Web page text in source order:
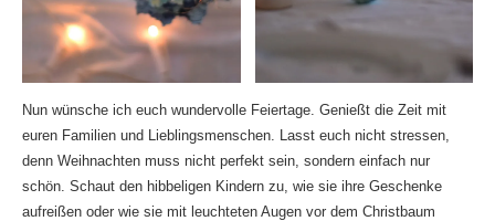
Nun wünsche ich euch wundervolle Feiertage. Genießt die Zeit mit
euren Familien und Lieblingsmenschen. Lasst euch nicht stressen,
denn Weihnachten muss nicht perfekt sein, sondern einfach nur
schön. Schaut den hibbeligen Kindern zu, wie sie ihre Geschenke
aufreißen oder wie sie mit leuchteten Augen vor dem Christbaum